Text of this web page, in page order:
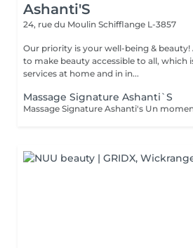
Ashanti'S
24, rue du Moulin Schifflange L-3857
Our priority is your well-being & beauty! At Ashanti's we want
to make beauty accessible to all, which
services at home and in in...
Massage Signature Ashanti`S